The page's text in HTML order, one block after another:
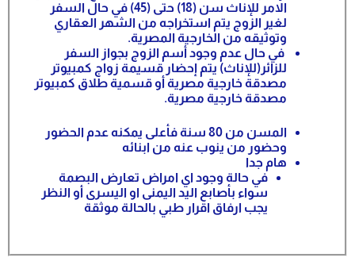
الامر للإناث سن (18) حتى (45) في حال السفر
لغير الزوج يتم استخراجه من الشهر العقاري
وتوثيقه من الخارجية المصرية.
في حال عدم وجود أسم الزوج بجواز السفر
للزائر(للإناث) يتم إحضار قسيمة زواج كمبيوتر
مصدقة خارجية مصرية أو قسمية طلاق كمبيوتر
مصدقة خارجية مصرية.
المسن من 80 سنة فأعلى يمكنه عدم الحضور
وحضور من ينوب عنه من ابنائه
هام جدا
في حالة وجود اي امراض تعارض البصمة
سواء بأصابع اليد اليمنى او اليسرى أو النظر
يجب ارفاق اقرار طبي بالحالة موثقة